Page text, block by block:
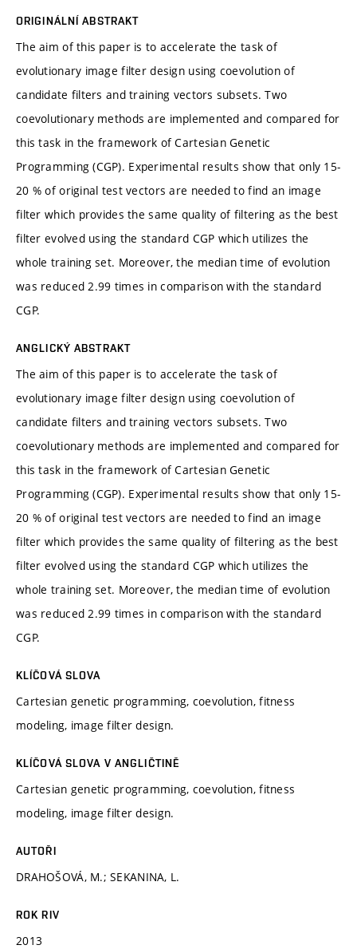
ORIGINÁLNÍ ABSTRAKT
The aim of this paper is to accelerate the task of
evolutionary image filter design using coevolution of
candidate filters and training vectors subsets. Two
coevolutionary methods are implemented and compared for
this task in the framework of Cartesian Genetic
Programming (CGP). Experimental results show that only 15-
20 % of original test vectors are needed to find an image
filter which provides the same quality of filtering as the best
filter evolved using the standard CGP which utilizes the
whole training set. Moreover, the median time of evolution
was reduced 2.99 times in comparison with the standard
CGP.
ANGLICKÝ ABSTRAKT
The aim of this paper is to accelerate the task of
evolutionary image filter design using coevolution of
candidate filters and training vectors subsets. Two
coevolutionary methods are implemented and compared for
this task in the framework of Cartesian Genetic
Programming (CGP). Experimental results show that only 15-
20 % of original test vectors are needed to find an image
filter which provides the same quality of filtering as the best
filter evolved using the standard CGP which utilizes the
whole training set. Moreover, the median time of evolution
was reduced 2.99 times in comparison with the standard
CGP.
KLÍČOVÁ SLOVA
Cartesian genetic programming, coevolution, fitness
modeling, image filter design.
KLÍČOVÁ SLOVA V ANGLIČTINĚ
Cartesian genetic programming, coevolution, fitness
modeling, image filter design.
AUTOŘI
DRAHOŠOVÁ, M.; SEKANINA, L.
ROK RIV
2013